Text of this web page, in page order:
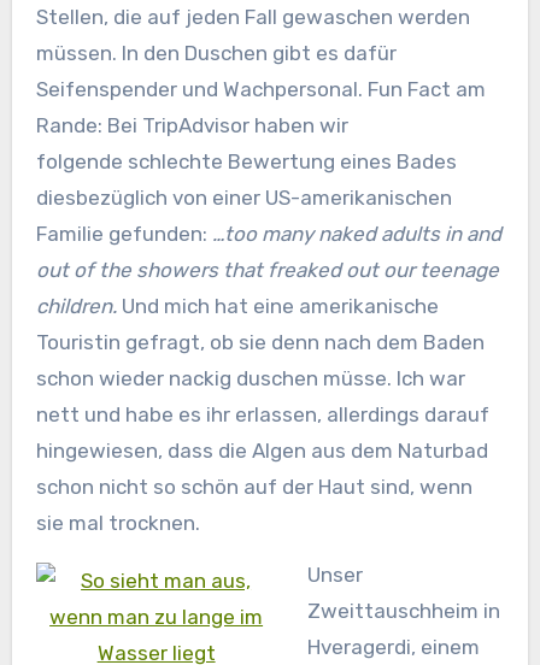
Stellen, die auf jeden Fall gewaschen werden
müssen. In den Duschen gibt es dafür
Seifenspender und Wachpersonal. Fun Fact am
Rande: Bei TripAdvisor haben wir
folgende schlechte Bewertung eines Bades
diesbezüglich von einer US-amerikanischen
Familie gefunden: …too many naked adults in and
out of the showers that freaked out our teenage
children.Und mich hat eine amerikanische
Touristin gefragt, ob sie denn nach dem Baden
schon wieder nackig duschen müsse. Ich war
nett und habe es ihr erlassen, allerdings darauf
hingewiesen, dass die Algen aus dem Naturbad
schon nicht so schön auf der Haut sind, wenn
sie mal trocknen.
Unser
Zweittauschheim in
Hveragerdi, einem